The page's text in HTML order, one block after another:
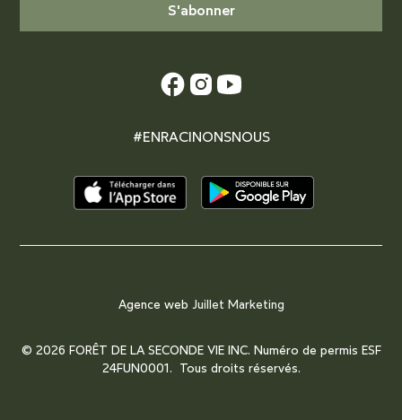
#ENRACINONSNOUS
© 2026 FORÊT DE LA SECONDE VIE INC. Numéro de permis ESF
24FUN0001. Tous droits réservés.
Agence web Juillet Marketing